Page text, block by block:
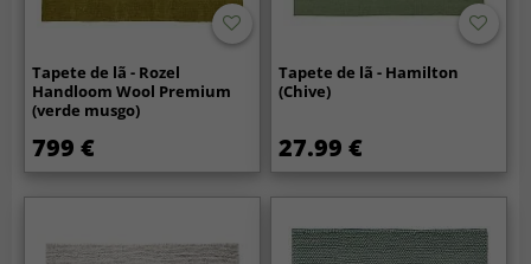
Tapete de lã - Rozel
Handloom Wool Premium
(verde musgo)
799 €
Tapete de lã - Hamilton
(Chive)
27.99 €